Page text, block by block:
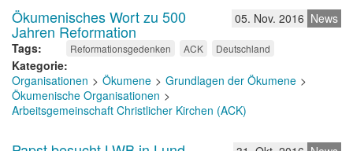
News
05. Nov. 2016
Ökumenisches Wort zu 500
Jahren Reformation
Tags Reformationsgedenken ACK Deutschland
Kategorie
Organisationen
Ökumene
Grundlagen der Ökumene
Ökumenische Organisationen
Arbeitsgemeinschaft Christlicher Kirchen (ACK)